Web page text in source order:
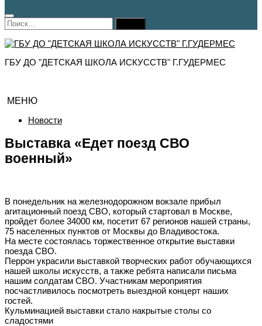
Найти:
ГБУ ДО "ДЕТСКАЯ ШКОЛА ИСКУССТВ" Г.ГУДЕРМЕС
МЕНЮ
Новости
Выставка «Едет поезд СВО
военный»
В понедельник на железнодорожном вокзале прибыл
агитационный поезд СВО, который стартовал в Москве,
пройдет более 34000 км, посетит 67 регионов нашей страны,
75 населенных пунктов от Москвы до Владивостока.
На месте состоялась торжественное открытие выставки
поезда СВО.
Перрон украсили выставкой творческих работ обучающихся
нашей школы искусств, а также ребята написали письма
нашим солдатам СВО. Участникам мероприятия
посчастливилось посмотреть выездной концерт наших
гостей.
Кульминацией выставки стало накрытые столы со
сладостями